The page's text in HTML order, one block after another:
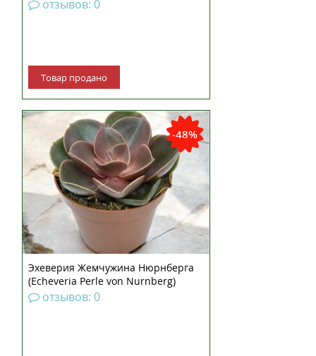
отзывов: 0
Товар продано
-48%
Эхеверия Жемчужина Нюрнберга
(Echeveria Perle von Nurnberg)
отзывов: 0